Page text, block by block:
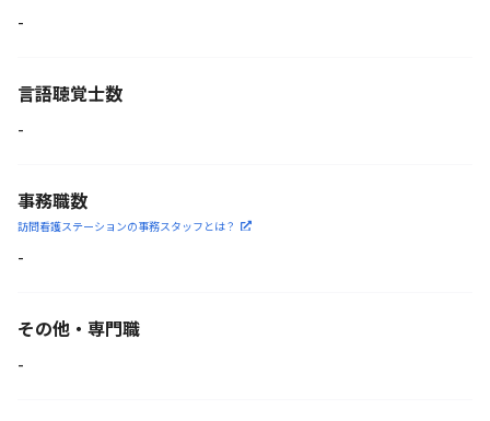
-
言語聴覚士数
-
事務職数
訪問看護ステーションの事務スタッフとは？
-
その他・専門職
-